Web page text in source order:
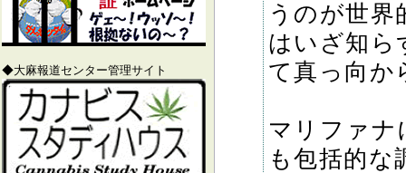
◆大麻報道センター管理サイト
うのが世界
はいざ知ら
て真っ向か
マリファナ
も包括的な